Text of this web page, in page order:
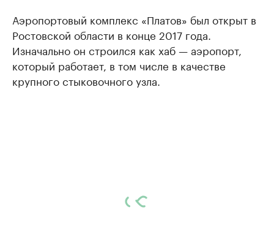
Аэропортовый комплекс «Платов» был открыт в
Ростовской области в конце 2017 года.
Изначально он строился как хаб — аэропорт,
который работает, в том числе в качестве
крупного стыковочного узла.